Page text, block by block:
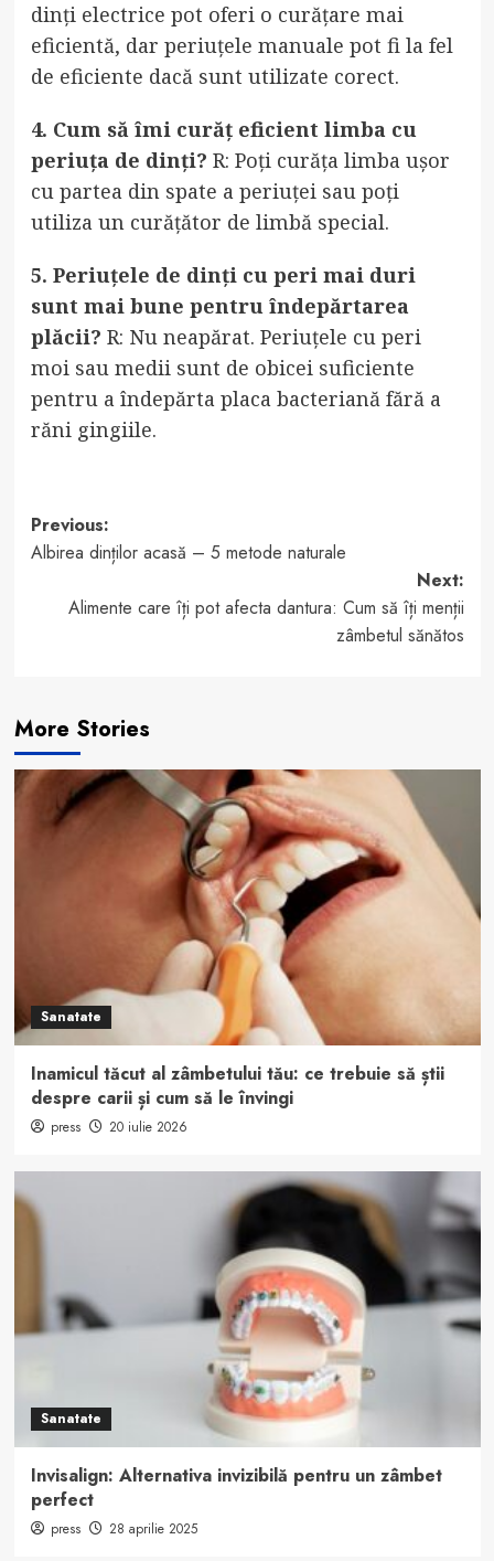
dinți electrice pot oferi o curățare mai
eficientă, dar periuțele manuale pot fi la fel
de eficiente dacă sunt utilizate corect.
4. Cum să îmi curăț eficient limba cu
periuța de dinți? R: Poți curăța limba ușor
cu partea din spate a periuței sau poți
utiliza un curățător de limbă special.
5. Periuțele de dinți cu peri mai duri
sunt mai bune pentru îndepărtarea
plăcii? R: Nu neapărat. Periuțele cu peri
moi sau medii sunt de obicei suficiente
pentru a îndepărta placa bacteriană fără a
răni gingiile.
Post
navigation
Previous:
Albirea dinților acasă – 5 metode naturale
Next:
Alimente care îți pot afecta dantura: Cum să îți menții
zâmbetul sănătos
More Stories
Sanatate
Inamicul tăcut al zâmbetului tău: ce trebuie să știi
despre carii și cum să le învingi
press 20 iulie 2026
Sanatate
Invisalign: Alternativa invizibilă pentru un zâmbet
perfect
press 28 aprilie 2025